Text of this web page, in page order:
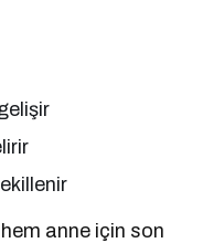
anne için son